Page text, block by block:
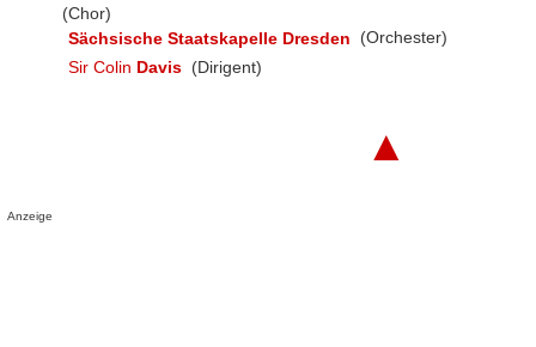
(Chor)
Sächsische Staatskapelle Dresden
(Orchester)
Sir Colin Davis (Dirigent)
▲
Anzeige